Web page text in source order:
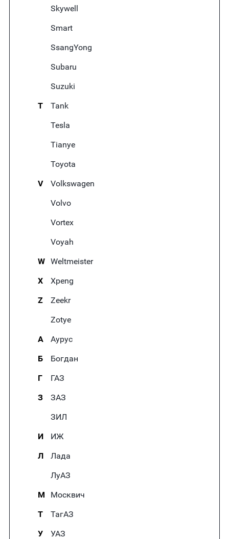
Skywell
Smart
SsangYong
Subaru
Suzuki
T
Tank
Tesla
Tianye
Toyota
V
Volkswagen
Volvo
Vortex
Voyah
W Weltmeister
X
Xpeng
Z
Zeekr
Zotye
А
Аурус
Б
Богдан
Г
ГАЗ
З
ЗАЗ
ЗИЛ
И
ИЖ
Л
Лада
ЛуАЗ
М
Москвич
Т
ТагАЗ
У
УАЗ